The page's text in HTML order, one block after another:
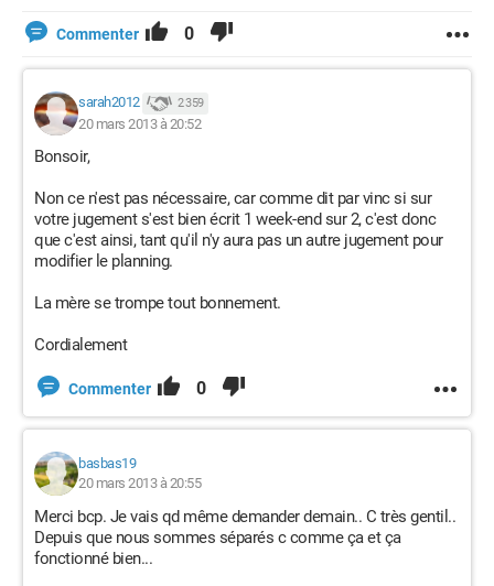
Commenter 0
sarah2012 2 359
20 mars 2013 à 20:52
Bonsoir,
Non ce n'est pas nécessaire, car comme dit par vinc si sur
votre jugement s'est bien écrit 1 week-end sur 2, c'est donc
que c'est ainsi, tant qu'il n'y aura pas un autre jugement pour
modifier le planning.
La mère se trompe tout bonnement.
Cordialement
Commenter 0
basbas19
20 mars 2013 à 20:55
Merci bcp. Je vais qd même demander demain.. C très gentil..
Depuis que nous sommes séparés c comme ça et ça
fonctionné bien...